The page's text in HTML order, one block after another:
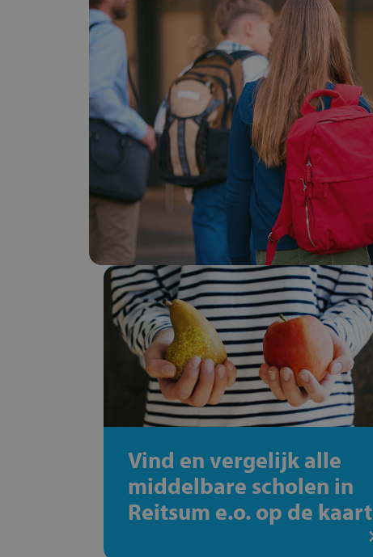
Vind en vergelijk alle
middelbare scholen in
Reitsum e.o. op de kaart